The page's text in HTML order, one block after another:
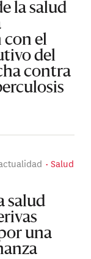
la salud
con el
del
contra
Salud
salud
una